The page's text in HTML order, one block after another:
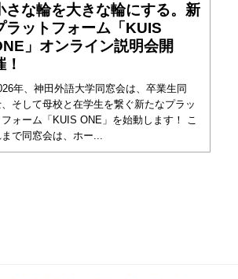
さな輪を大きな輪にする。新
ラットフォーム「KUIS
」オンライン説明会開
！
年、神田外語大学同窓会は、卒業生同
そして母校と在学生を繋ぐ新たなプラッ
フォーム「KUIS ONE」を始動します！ こ
で同窓会は、ホー...